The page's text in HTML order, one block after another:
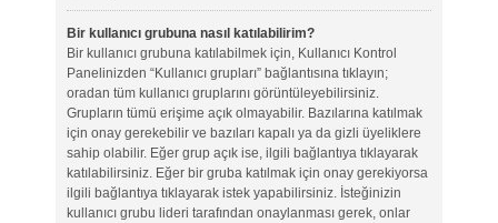
Bir kullanıcı grubuna nasıl katılabilirim?
Bir kullanıcı grubuna katılabilmek için, Kullanıcı Kontrol
Panelinizden “Kullanıcı grupları” bağlantısına tıklayın;
oradan tüm kullanıcı gruplarını görüntüleyebilirsiniz.
Grupların tümü erişime açık olmayabilir. Bazılarına katılmak
için onay gerekebilir ve bazıları kapalı ya da gizli üyeliklere
sahip olabilir. Eğer grup açık ise, ilgili bağlantıya tıklayarak
katılabilirsiniz. Eğer bir gruba katılmak için onay gerekiyorsa
ilgili bağlantıya tıklayarak istek yapabilirsiniz. İsteğinizin
kullanıcı grubu lideri tarafından onaylanması gerek, onlar